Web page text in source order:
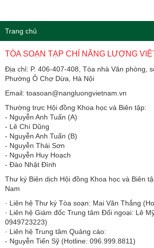
Trang chủ
TÒA SOẠN TẠP CHÍ NĂNG LƯỢNG
Địa chỉ: P. 406-407-408, Tòa nhà Văn phòng,
Phường Ô Chợ Dừa, Hà Nội
Email: toasoan@nangluongvietnam.vn
Thường trực Hội đồng Khoa học và Biên tập:
​​​​​​- Nguyễn Anh Tuấn (A)
- Lê Chí Dũng
- Nguyễn Anh Tuấn (B)
- Nguyễn Thái Sơn
- Nguyễn Huy Hoạch
- Đào Nhật Đình
Thư ký Biên dịch Hội đồng Khoa học và Biên
Nam
· Liên hệ Thư ký Tòa soạn: Mai Văn Thắng
· Liên hệ Giám đốc Trung tâm Đối ngoại: Lê
0949723223)
· Liên hệ Trung tâm Quảng cáo:
- Nguyễn Tiến Sỹ (Hotline: 096.999.8811)